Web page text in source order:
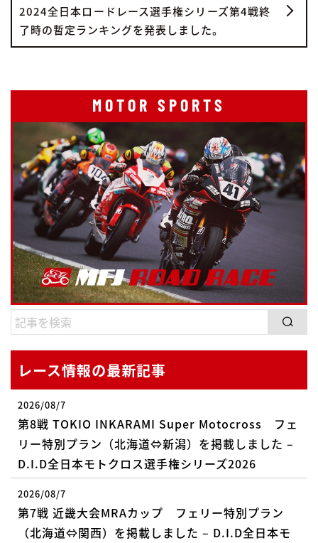
2024全日本ロードレース選手権シリーズ第4戦終
了時の暫定ランキングを発表しました。
MOTOR SPORTS
レース情報の最新記事
2026/08/7
第8戦 TOKIO INKARAMI Super Motocross フェ
リー特別プラン（北海道⇔新潟）を掲載しました –
D.I.D全日本モトクロス選手権シリーズ2026
2026/08/7
第7戦 近畿大会MRAカップ フェリー特別プラン
（北海道⇔関西）を掲載しました – D.I.D全日本モ